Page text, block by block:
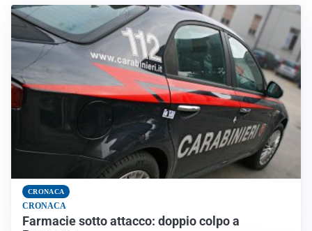
CRONACA
CRONACA
Farmacie sotto attacco: doppio colpo a